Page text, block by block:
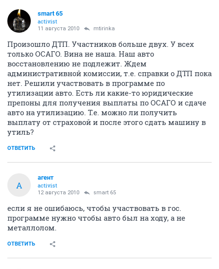
smart 65
activist
11 августа 2010 mtirinka
Произошло ДТП. Участников больше двух. У всех
только ОСАГО. Вина не наша. Наш авто
восстановлению не подлежит. Ждем
административной комиссии, т.е. справки о ДТП пока
нет. Решили участвовать в программе по
утилизации авто. Есть ли какие-то юридические
препоны для получения выплаты по ОСАГО и сдаче
авто на утилизацию. Т.е. можно ли получить
выплату от страховой и после этого сдать машину в
утиль?
ОТВЕТИТЬ
А
агент
activist
12 августа 2010 smart 65
если я не ошибаюсь, чтобы участвовать в гос.
программе нужно чтобы авто был на ходу, а не
металлолом.
ОТВЕТИТЬ